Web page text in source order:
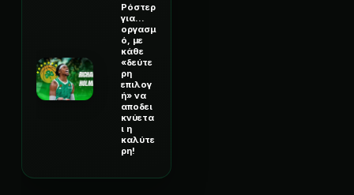
Ρόστερ
για...
οργασμ
ό, με
κάθε
«δεύτε
ρη
επιλογ
ή» να
αποδει
κνύετα
ι η
καλύτε
ρη!